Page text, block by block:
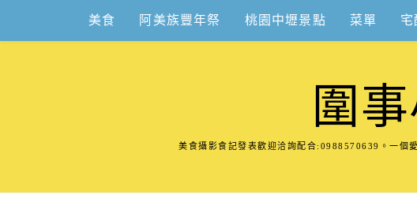
content
美食 阿美族豐年祭 桃園中壢景點 菜單 宅
圍
美食攝影食記發表歡迎洽詢配合:0988570639。一個